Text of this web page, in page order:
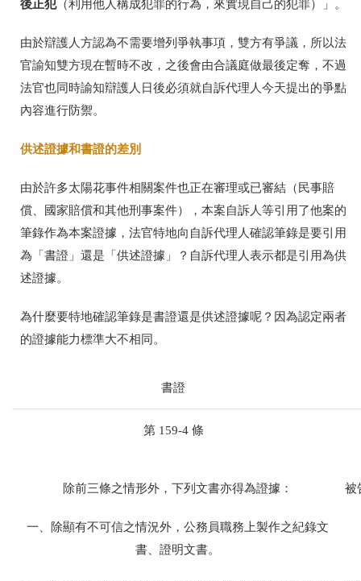
後正犯（利用他人構成犯罪的行為，來實現自己的犯罪）」。
由於辯護人方認為不需要增列爭執事項，雙方有爭議，所以法
官諭知雙方現在暫時不改，之後會由合議庭做最後定奪，不過
法官也同時諭知辯護人日後必須就自訴代理人今天提出的爭點
內容進行防禦。
供述證據和書證的差別
由於許多太陽花事件相關案件也正在審理或已審結（民事賠
償、國家賠償和其他刑事案件），本案自訴人等引用了他案的
筆錄作為本案證據，法官特地向自訴代理人確認筆錄是要引用
為「書證」還是「供述證據」？自訴代理人表示都是引用為供
述證據。
為什麼要特地確認筆錄是書證還是供述證據呢？因為認定兩者
的證據能力標準大不相同。
書證
第 159-4 條
除前三條之情形外，下列文書亦得為證據：
一、除顯有不可信之情況外，公務員職務上製作之紀錄文
書、證明文書。
被